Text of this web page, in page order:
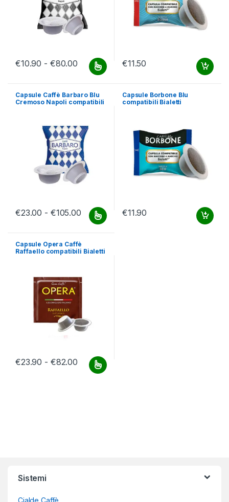
€10.90 - €80.00Fascia di prezzo: da €10.90 a €80.00
Questo prodotto ha più varianti. Le opzioni possono essere
€11.50
Capsule Caffè Barbaro Blu
Cremoso Napoli compatibili
€23.00 - €105.00Fascia di prezzo: da €23.00 a €105.00
Questo prodotto ha più varianti. Le opzioni possono essere
Capsule Borbone Blu
compatibili Bialetti
€11.90
Capsule Opera Caffè
Raffaello compatibili Bialetti
€23.90 - €82.00Fascia di prezzo: da €23.90 a €82.00
Questo prodotto ha più varianti. Le opzioni possono essere
Sistemi
Cialde Caffè